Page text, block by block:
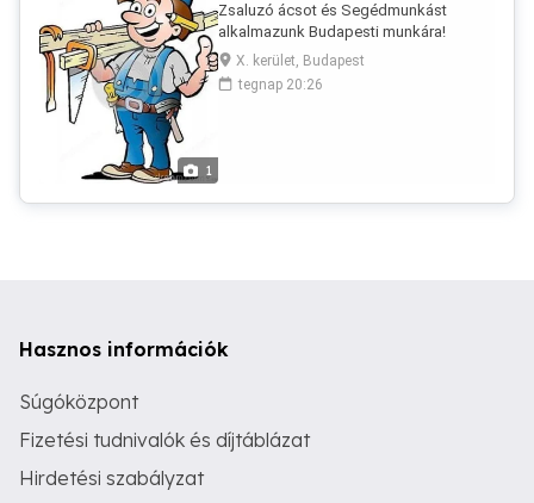
1
Zsaluzó ácsot és Segédmunkást
alkalmazunk Budapesti munkára!
Szükség esetén szállás biztosítva!
Hosszútávú munka! Jelentkezni:
06706067716
X. kerület, Budapest
tegnap 20:26
Hasznos információk
Súgóközpont
Fizetési tudnivalók és díjtáblázat
Hirdetési szabályzat